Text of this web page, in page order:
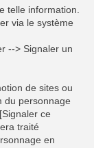
telle information.
via le système
--> Signaler un
de sites ou
du personnage
ce
traité
en